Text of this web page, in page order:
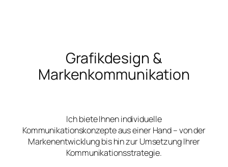
Grafikdesign &
Markenkommunikation
Ich biete Ihnen individuelle
Kommunikationskonzepte aus einer Hand – von der
Markenentwicklung bis hin zur Umsetzung Ihrer
Kommunikationsstrategie.